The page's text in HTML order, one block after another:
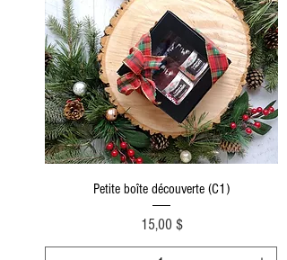
Petite boîte découverte (C1)
Prix
15,00 $